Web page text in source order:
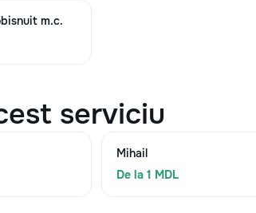
m.c.
serviciu
Mihail
De la 1 MDL